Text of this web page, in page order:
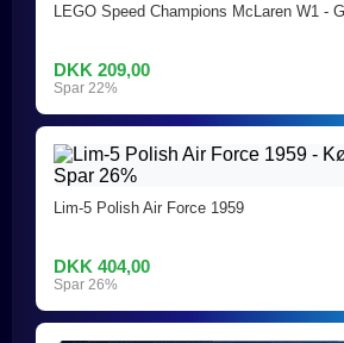
LEGO Speed Champions McLaren W1 -
DKK 209,00
Spar 22%
Lim-5 Polish Air Force 1959
DKK 404,00
Spar 26%